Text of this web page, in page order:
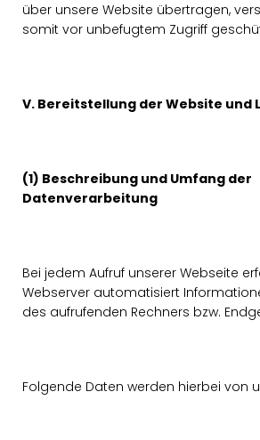
über unsere Website übertragen,
somit vor unbefugtem Zugriff
V. Bereitstellung der Website und
(1) Beschreibung und Umfang der
Datenverarbeitung
Bei jedem Aufruf unserer Webseite
Webserver automatisiert
des aufrufenden Rechners bzw.
Folgende Daten werden hierbei von